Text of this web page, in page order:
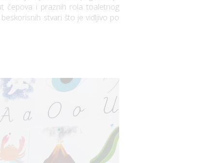
čepova i praznih rola toaletnog
stvari što je vidljivo po